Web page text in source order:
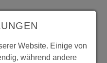
Website. Einige von
während andere